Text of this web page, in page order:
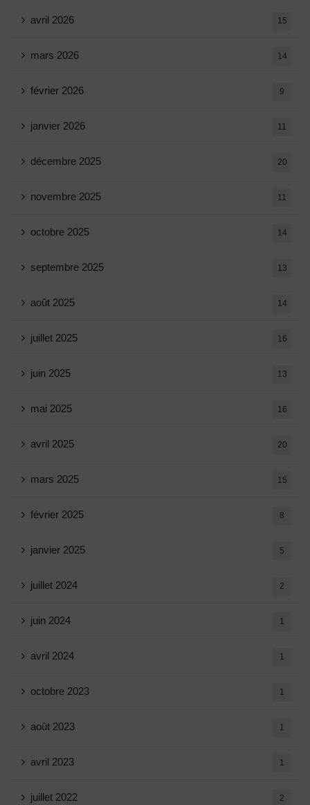
avril 2026 15
mars 2026 14
février 2026 9
janvier 2026 11
décembre 2025 20
novembre 2025 11
octobre 2025 14
septembre 2025 13
août 2025 14
juillet 2025 16
juin 2025 13
mai 2025 16
avril 2025 20
mars 2025 15
février 2025 8
janvier 2025 5
juillet 2024 2
juin 2024 1
avril 2024 1
octobre 2023 1
août 2023 1
avril 2023 1
juillet 2022 2